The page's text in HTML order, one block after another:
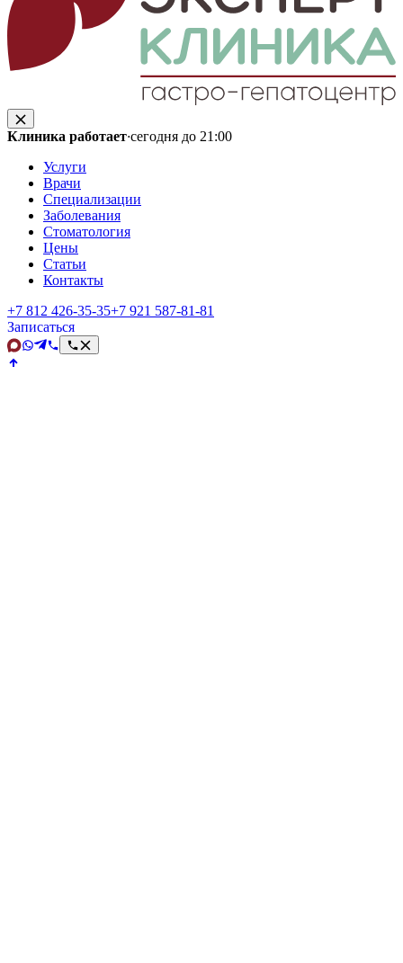
Клиника работает·сегодня до 21:00
Услуги
Врачи
Специализации
Заболевания
Стоматология
Цены
Статьи
Контакты
+7 812 426‑35‑35+7 921 587‑81‑81
Записаться